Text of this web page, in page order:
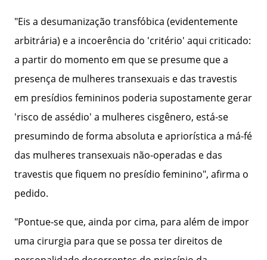
"Eis a desumanização transfóbica (evidentemente
arbitrária) e a incoerência do 'critério' aqui criticado:
a partir do momento em que se presume que a
presença de mulheres transexuais e das travestis
em presídios femininos poderia supostamente gerar
'risco de assédio' a mulheres cisgênero, está-se
presumindo de forma absoluta e apriorística a má-fé
das mulheres transexuais não-operadas e das
travestis que fiquem no presídio feminino", afirma o
pedido.
"Pontue-se que, ainda por cima, para além de impor
uma cirurgia para que se possa ter direitos de